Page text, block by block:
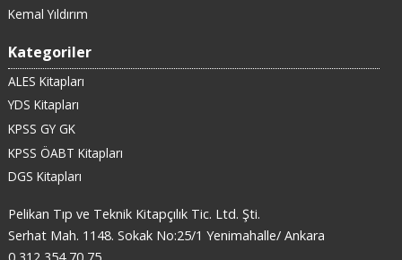
Kemal Yıldırım
Kategoriler
ALES Kitapları
YDS Kitapları
KPSS GY GK
KPSS ÖABT Kitapları
DGS Kitapları
Pelikan Tıp ve Teknik Kitapçılık Tic. Ltd. Şti.
Serhat Mah. 1148. Sokak No:25/1 Yenimahalle/ Ankara